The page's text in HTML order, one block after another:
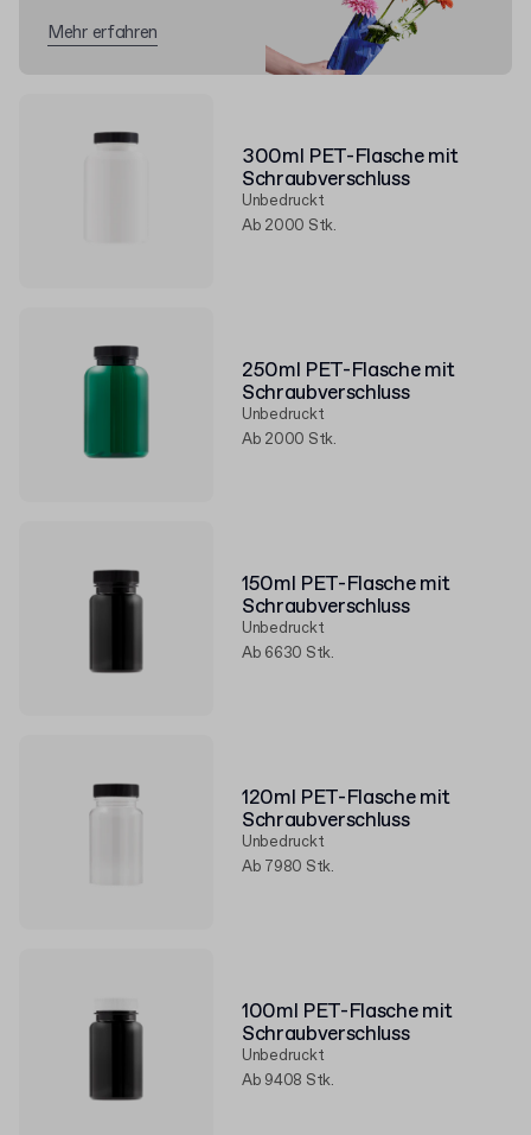
300ml PET-Flasche mit
Schraubverschluss
Unbedruckt
Ab 2000 Stk.
250ml PET-Flasche mit
Schraubverschluss
Unbedruckt
Ab 2000 Stk.
150ml PET-Flasche mit
Schraubverschluss
Unbedruckt
Ab 6630 Stk.
120ml PET-Flasche mit
Schraubverschluss
Unbedruckt
Ab 7980 Stk.
100ml PET-Flasche mit
Schraubverschluss
Unbedruckt
Ab 9408 Stk.
Mehr erfahren